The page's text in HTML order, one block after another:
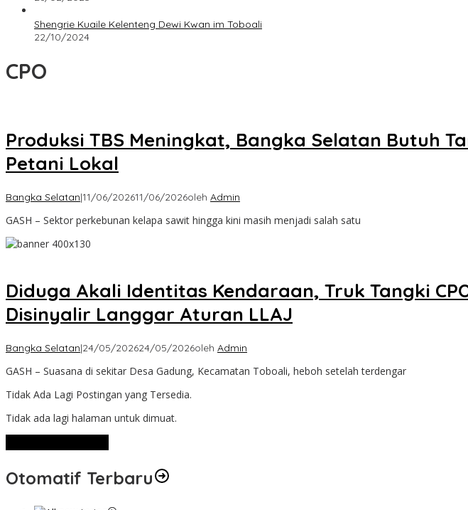
Shengrie Kuaile Kelenteng Dewi Kwan im Toboali
22/10/2024
CPO
Produksi TBS Meningkat, Bangka Selatan Butuh
Petani Lokal
Bangka Selatan|11/06/202611/06/2026oleh Admin
GASH – Sektor perkebunan kelapa sawit hingga kini masih menjadi salah satu
Diduga Akali Identitas Kendaraan, Truk Tangki
Disinyalir Langgar Aturan LLAJ
Bangka Selatan|24/05/202624/05/2026oleh Admin
GASH – Suasana di sekitar Desa Gadung, Kecamatan Toboali, heboh setelah terdengar
Tidak Ada Lagi Postingan yang Tersedia.
Tidak ada lagi halaman untuk dimuat.
Otomatif Terbaru